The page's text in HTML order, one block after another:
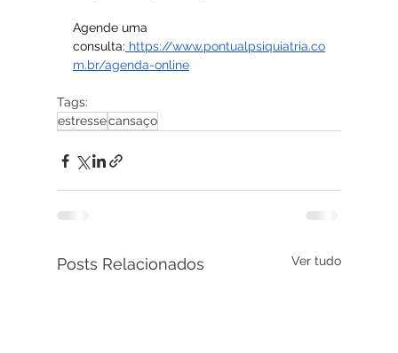
Agende uma
consulta: https://www.pontualpsiquiatria.co
m.br/agenda-online
Tags:
estressecansaço
Posts Relacionados Ver tudo